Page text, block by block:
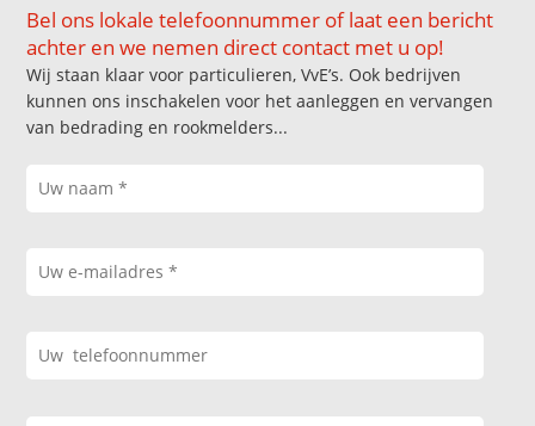
Bel ons lokale telefoonnummer of laat een bericht
achter en we nemen direct contact met u op!
Wij staan klaar voor particulieren, VvE’s. Ook bedrijven
kunnen ons inschakelen voor het aanleggen en vervangen
van bedrading en rookmelders...